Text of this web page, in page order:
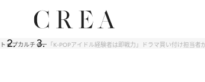
トップカルチャー 「K-POPアイドル経験者は即戦力」ドラマ買い付け担当者